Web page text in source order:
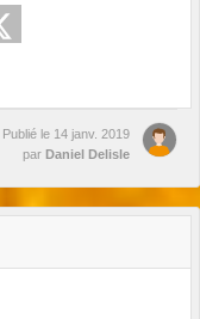
Publié le 14 janv. 2019
par Daniel Delisle